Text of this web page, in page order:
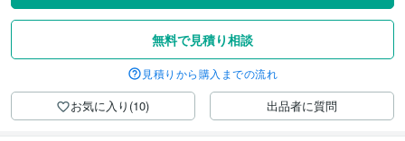
無料で見積り相談
見積りから購入までの流れ
お気に入り(10) 出品者に質問